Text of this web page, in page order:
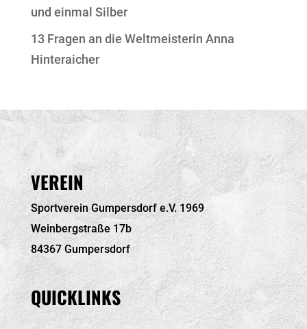
und einmal Silber
13 Fragen an die Weltmeisterin Anna
Hinteraicher
VEREIN
Sportverein Gumpersdorf e.V. 1969
Weinbergstraße 17b
84367 Gumpersdorf
QUICKLINKS